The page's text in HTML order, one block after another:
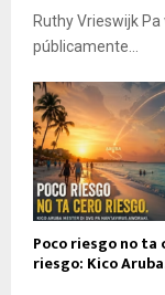
Ruthy Vrieswijk
públicamente...
Poco riesgo no ta
riesgo: Kico